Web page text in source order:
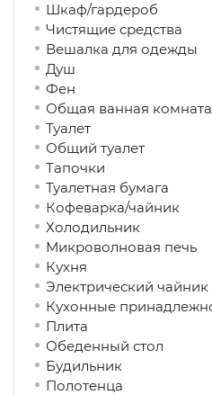
Шкаф/гардероб
Чистящие средства
Вешалка для одежды
Душ
Фен
Общая ванная комната
Туалет
Общий туалет
Тапочки
Туалетная бумага
Кофеварка/чайник
Холодильник
Микроволновая печь
Кухня
Электрический чайник
Кухонные
Плита
Обеденный стол
Будильник
Полотенца